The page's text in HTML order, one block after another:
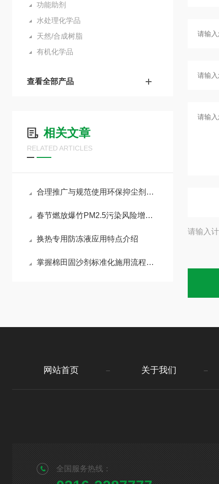
功能助剂
水处理化学品
天然/合成树脂
有机化学品
查看全部产品
相关文章
RELATED ARTICLES
合理推广与规范使用环保抑尘剂助力各行业扬尘达标治理
春节燃放爆竹PM2.5污染风险增加，如何做好污染防治工作
换热专用防冻液应用特点介绍
掌握棉田固沙剂标准化施用流程减少风沙侵蚀对棉苗的损伤
请输入
网站首页 关于我们
全国服务热线：